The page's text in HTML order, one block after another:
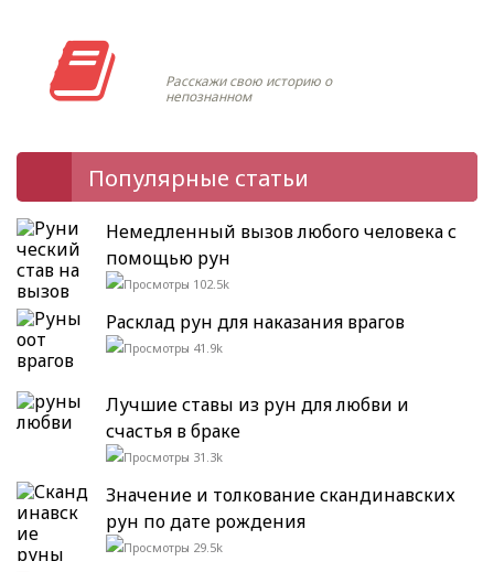
Расскажи свою историю о
непознанном
Популярные статьи
Немедленный вызов любого человека с
помощью рун
102.5k
Расклад рун для наказания врагов
41.9k
Лучшие ставы из рун для любви и
счастья в браке
31.3k
Значение и толкование скандинавских
рун по дате рождения
29.5k